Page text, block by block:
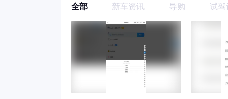
全部 新车资讯 导购 试驾